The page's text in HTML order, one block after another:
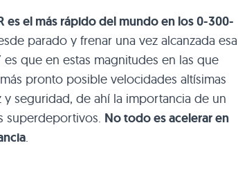
es el más rápido del mundo en los 0-300-
parado y frenar una vez alcanzada esa
que en estas magnitudes en las que
pronto posible velocidades altísimas
seguridad, de ahí la importancia de un
superdeportivos. No todo es acelerar en
.